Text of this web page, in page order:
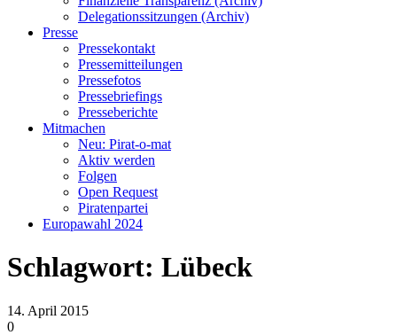
Delegationssitzungen (Archiv)
Presse
Pressekontakt
Pressemitteilungen
Pressefotos
Pressebriefings
Presseberichte
Mitmachen
Neu: Pirat-o-mat
Aktiv werden
Folgen
Open Request
Piratenpartei
Europawahl 2024
Schlagwort: Lübeck
14. April 2015
0